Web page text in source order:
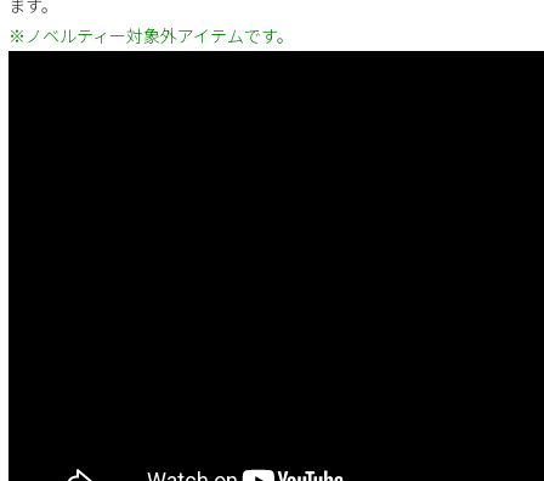
※ノベルティー対象外アイテムです。